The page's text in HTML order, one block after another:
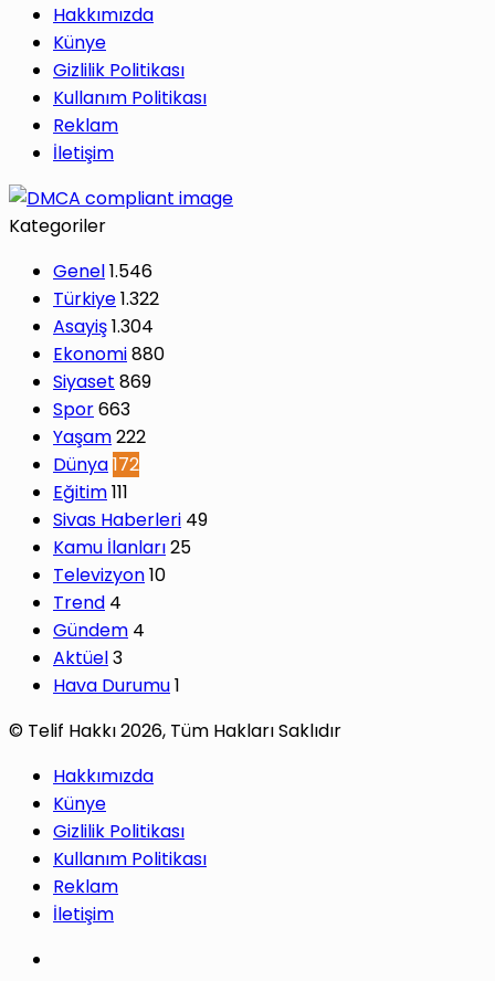
Hakkımızda
Künye
Gizlilik Politikası
Kullanım Politikası
Reklam
İletişim
Kategoriler
Genel1.546
Türkiye1.322
Asayiş1.304
Ekonomi880
Siyaset 869
Spor663
Yaşam222
Dünya172
Eğitim111
Sivas Haberleri 49
Kamu İlanları25
Televizyon10
Trend 4
Gündem 4
Aktüel3
Hava Durumu1
© Telif Hakkı 2026, Tüm Hakları Saklıdır
Hakkımızda
Künye
Gizlilik Politikası
Kullanım Politikası
Reklam
İletişim